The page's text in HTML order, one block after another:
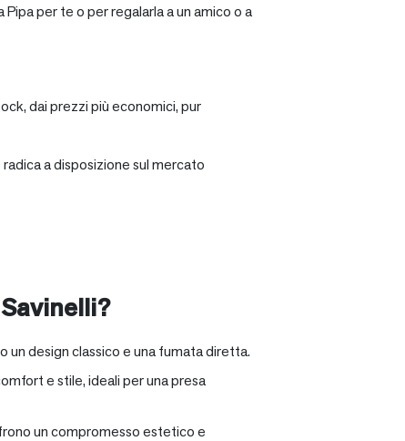
per te o per regalarla a un amico o a
dai prezzi più economici, pur
a disposizione sul mercato
design classico e una fumata diretta.
e stile, ideali per una presa
un compromesso estetico e